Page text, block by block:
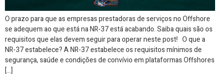
O prazo para que as empresas prestadoras de serviços no Offshore
se adequem ao que está na NR-37 está acabando. Saiba quais são os
requisitos que elas devem seguir para operar neste post! O que a
NR-37 estabelece? A NR-37 estabelece os requisitos mínimos de
segurança, saúde e condições de convívio em plataformas Offshores
[…]